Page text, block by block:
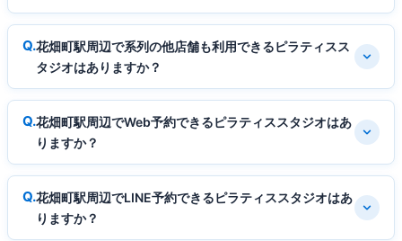
花畑町駅周辺で系列の他店舗も利用できるピラティスス
タジオはありますか？
花畑町駅周辺でWeb予約できるピラティススタジオはあ
りますか？
花畑町駅周辺でLINE予約できるピラティススタジオはあ
りますか？